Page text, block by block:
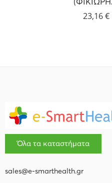
23,16€
Όλα τα καταστήματα
sales@e-smarthealth.gr